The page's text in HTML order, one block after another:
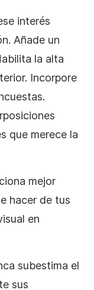
interés
Añade un
la alta
Incorpore
que merece la
mejor
hacer de tus
en
subestima el
sus